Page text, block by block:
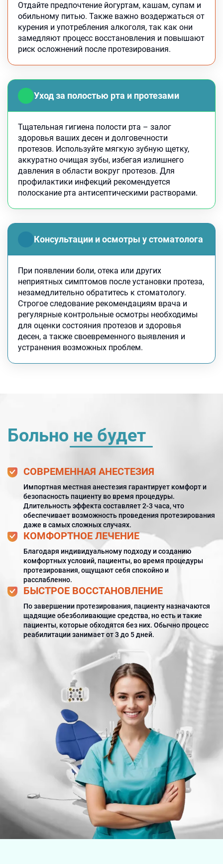
Отдайте предпочтение йогуртам, кашам, супам и
обильному питью. Также важно воздержаться от
курения и употребления алкоголя, так как они
замедляют процесс восстановления и повышают
риск осложнений после протезирования.
Уход за полостью рта и протезами
Тщательная гигиена полости рта – залог
здоровья ваших десен и долговечности
протезов. Используйте мягкую зубную щетку,
аккуратно очищая зубы, избегая излишнего
давления в области вокруг протезов. Для
профилактики инфекций рекомендуется
полоскание рта антисептическими растворами.
Консультации и осмотры у стоматолога
При появлении боли, отека или других
неприятных симптомов после установки протеза,
незамедлительно обратитесь к стоматологу.
Строгое следование рекомендациям врача и
регулярные контрольные осмотры необходимы
для оценки состояния протезов и здоровья
десен, а также своевременного выявления и
устранения возможных проблем.
Больно не будет
СОВРЕМЕННАЯ АНЕСТЕЗИЯ
Импортная местная анестезия гарантирует комфорт и
безопасность пациенту во время процедуры.
Длительность эффекта составляет 2-3 часа, что
обеспечивает возможность проведения протезирования
даже в самых сложных случаях.
КОМФОРТНОЕ ЛЕЧЕНИЕ
Благодаря индивидуальному подходу и созданию
комфортных условий, пациенты, во время процедуры
протезирования, ощущают себя спокойно и
расслабленно.
БЫСТРОЕ ВОССТАНОВЛЕНИЕ
По завершении протезирования, пациенту назначаются
щадящие обезболивающие средства, но есть и такие
пациенты, которые обходятся без них. Обычно процесс
реабилитации занимает от 3 до 5 дней.